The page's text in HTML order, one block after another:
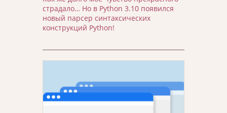
страдало… Но в Python 3.10 появился
новый парсер синтаксических
конструкций Python!